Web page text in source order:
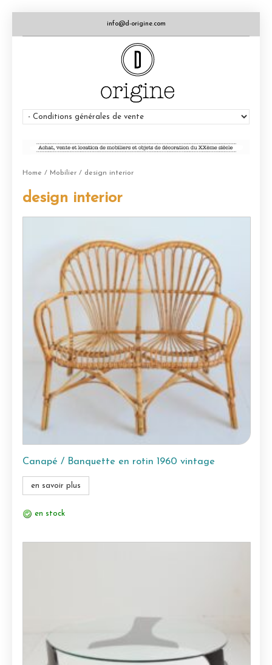
info@d-origine.com
Home / Mobilier / design interior
design interior
Canapé / Banquette en rotin 1960 vintage
en savoir plus
en stock